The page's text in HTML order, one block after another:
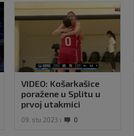
VIDEO: Košarkašice
poražene u Splitu u
prvoj utakmici
09. stu 2023 0